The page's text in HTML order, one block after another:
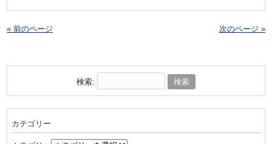
« 前のページ 次のページ »
検索:
カテゴリー